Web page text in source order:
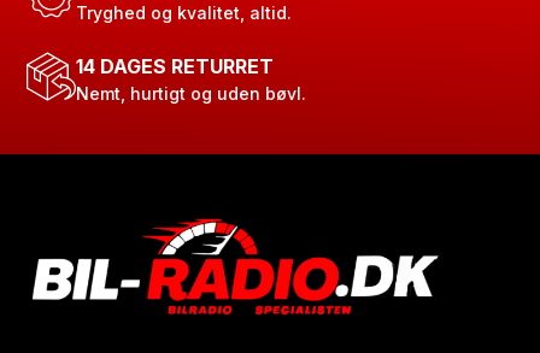
Tryghed og kvalitet, altid.
14 DAGES RETURRET
Nemt, hurtigt og uden bøvl.